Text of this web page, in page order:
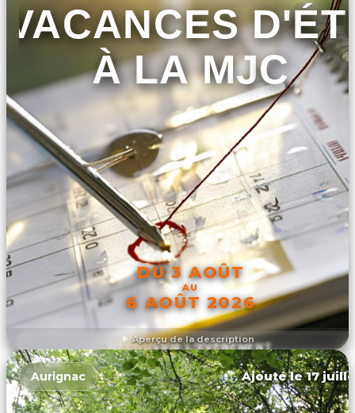
Aperçu de la description
VACANCES
À LA MJC
DU 3 AOÛT
AU
6 AOÛT 2026
DÉCOUVRIR L'ÉVÉNEMENT
Aurignac Ajouté le 17